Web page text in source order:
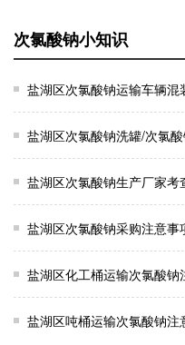
次氯酸钠小知识
盐湖区次氯酸钠运输车辆混
盐湖区次氯酸钠洗罐/次氯
盐湖区次氯酸钠生产厂家考
盐湖区次氯酸钠采购注意事
盐湖区化工桶运输次氯酸钠
盐湖区吨桶运输次氯酸钠注